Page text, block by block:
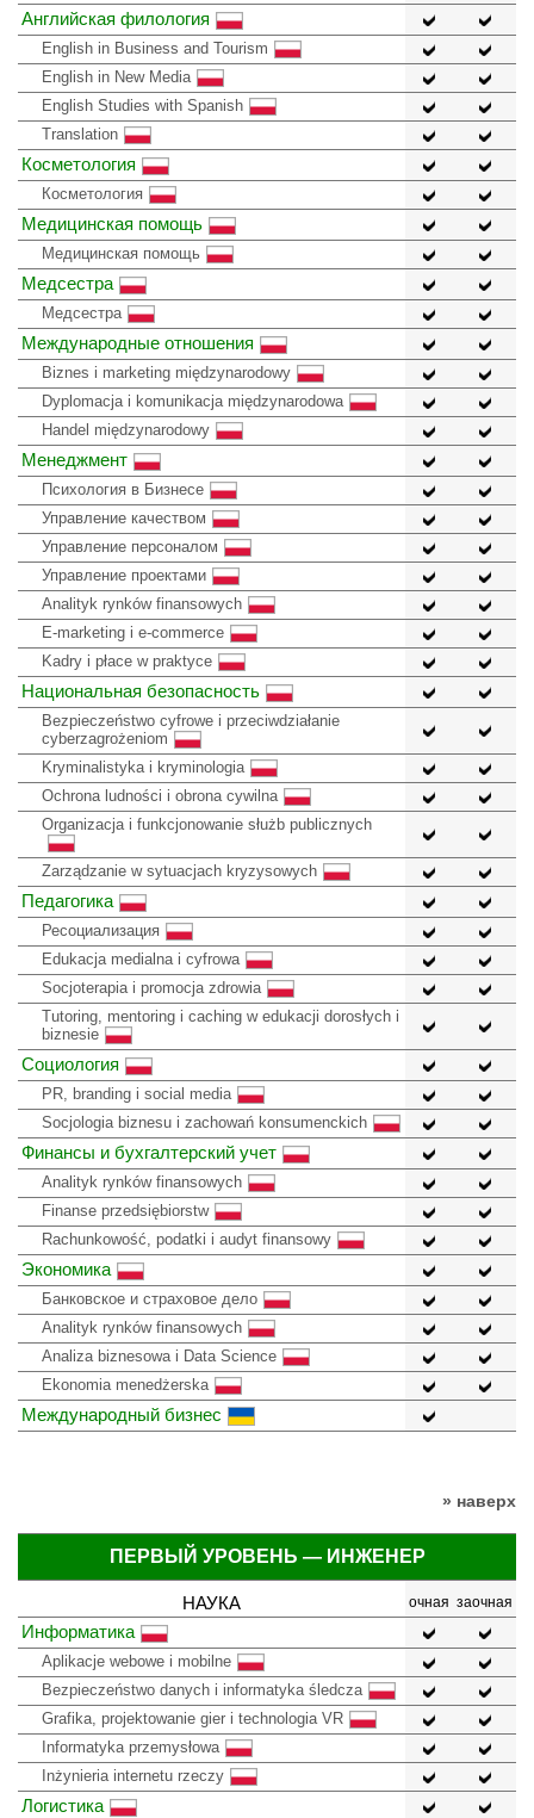
Английская филология
English in Business and Tourism
English in New Media
English Studies with Spanish
Translation
Косметология
Косметология
Медицинская помощь
Медицинская помощь
Медсестра
Медсестра
Международные отношения
Biznes i marketing międzynarodowy
Dyplomacja i komunikacja międzynarodowa
Handel międzynarodowy
Менеджмент
Психология в Бизнесе
Управление качеством
Управление персоналом
Управление проектами
Analityk rynków finansowych
E-marketing i e-commerce
Kadry i płace w praktyce
Национальная безопасность
Bezpieczeństwo cyfrowe i przeciwdziałanie
cyberzagrożeniom
Kryminalistyka i kryminologia
Ochrona ludności i obrona cywilna
Organizacja i funkcjonowanie służb publicznych
Zarządzanie w sytuacjach kryzysowych
Педагогика
Ресоциализация
Edukacja medialna i cyfrowa
Socjoterapia i promocja zdrowia
Tutoring, mentoring i caching w edukacji dorosłych i
biznesie
Социология
PR, branding i social media
Socjologia biznesu i zachowań konsumenckich
Финансы и бухгалтерский учет
Analityk rynków finansowych
Finanse przedsiębiorstw
Rachunkowość, podatki i audyt finansowy
Экономика
Банковское и страховое дело
Analityk rynków finansowych
Analiza biznesowa i Data Science
Ekonomia menedżerska
Международный бизнес
» наверх
ПЕРВЫЙ УРОВЕНЬ — ИНЖЕНЕР
НАУКА очная заочная
Информатика
Aplikacje webowe i mobilne
Bezpieczeństwo danych i informatyka śledcza
Grafika, projektowanie gier i technologia VR
Informatyka przemysłowa
Inżynieria internetu rzeczy
Логистика